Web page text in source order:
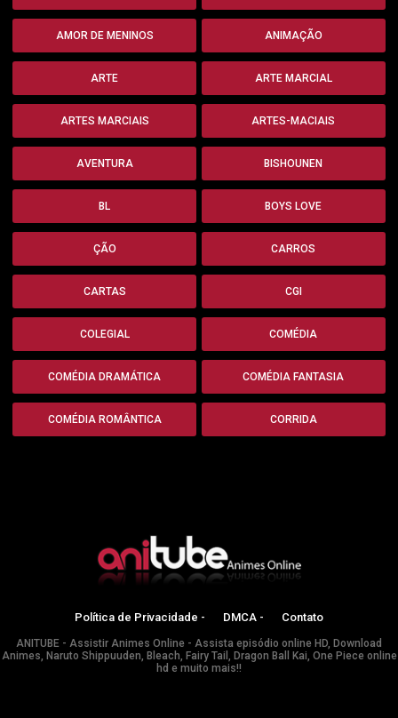
AMOR DE MENINOS ANIMAÇÃO
ARTE ARTE MARCIAL
ARTES MARCIAIS ARTES-MACIAIS
AVENTURA BISHOUNEN
BL BOYS LOVE
ÇÃO CARROS
CARTAS CGI
COLEGIAL COMÉDIA
COMÉDIA DRAMÁTICA COMÉDIA FANTASIA
COMÉDIA ROMÂNTICA CORRIDA
Política de Privacidade - DMCA - Contato
ANITUBE - Assistir Animes Online - Assista episódio online HD, Download
Animes, Naruto Shippuuden, Bleach, Fairy Tail, Dragon Ball Kai, One Piece online
hd e muito mais!!